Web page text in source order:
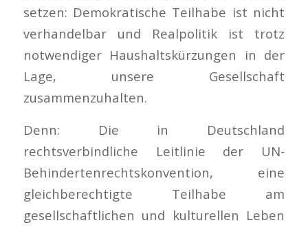
setzen: Demokratische Teilhabe ist nicht
verhandelbar und Realpolitik ist trotz
notwendiger Haushaltskürzungen in der
Lage, unsere Gesellschaft
zusammenzuhalten.
Denn: Die in Deutschland
rechtsverbindliche Leitlinie der UN-
Behindertenrechtskonvention, eine
gleichberechtigte Teilhabe am
gesellschaftlichen und kulturellen Leben